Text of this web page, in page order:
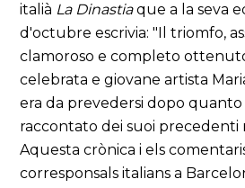
italià La Dinastiaque a la seva
d'octubre escrivia: "Il triomfo,
clamoroso e completo
celebrata e giovane artista
era da prevedersi dopo quanto
raccontato dei suoi precedenti
Aquesta crònica i els
corresponsals italians a